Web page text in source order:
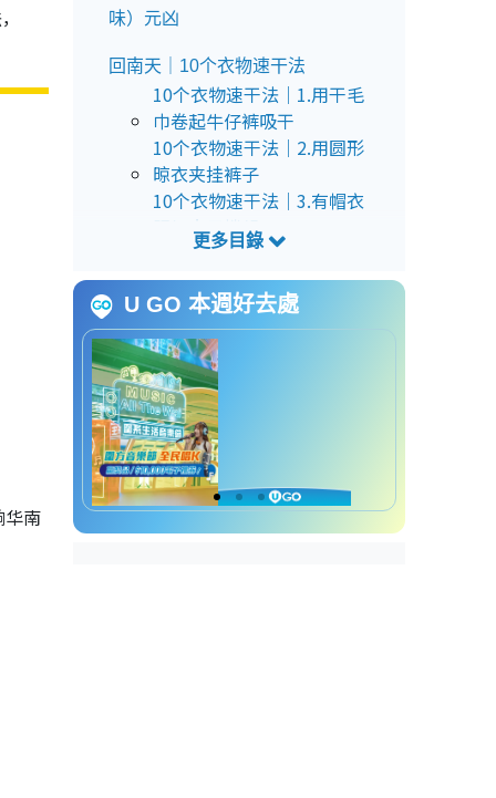
南
味）元凶
回南天｜10个衣物速干法
10个衣物速干法｜1.用干毛
巾卷起牛仔裤吸干
10个衣物速干法｜2.用圆形
晾衣夹挂裤子
10个衣物速干法｜3.有帽衣
服加夹子撑起
10个衣物速干法｜4.床单被
褥末端加几个衣架
10个衣物速干法｜5.放在胶
袋内用风筒吹干
10个衣物速干法｜6.大洞洗
衣篮助透气
10个衣物速干法｜7.洗衣前
反转衣服
10个衣物速干法｜8.脱水前
加干毛巾
10个衣物速干法｜9.衣物间
U GO 本週好去處